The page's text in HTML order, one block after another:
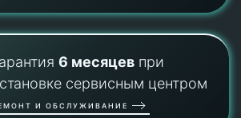
6 месяцевпри
сервисным центром
И ОБСЛУЖИВАНИЕ